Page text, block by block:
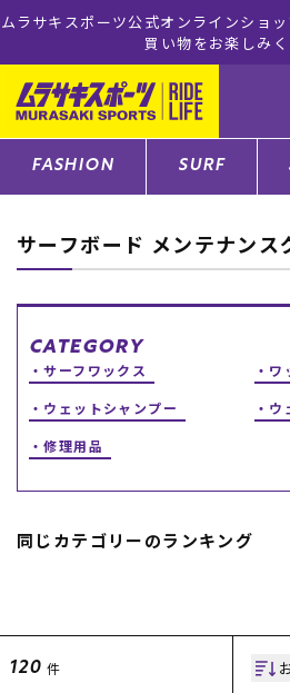
ムラサキスポーツ公式オンラインショ
買い物をお楽しみ
ゲスト様
ログイン
店舗一覧
CATEGORY
ファッションTOP
スノーTOP
FASHION SURF
サーフボード メンテナンス
CATEGORY
サーフワックス
ワ
ウェットシャンプー
ウ
修理用品
同じカテゴリーのランキング
120 件